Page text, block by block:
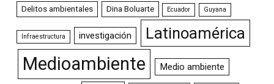
Delitos ambientales Dina Boluarte Ecuador Guyana
Infraestructura investigación Latinoamérica
Medioambiente Medio ambiente